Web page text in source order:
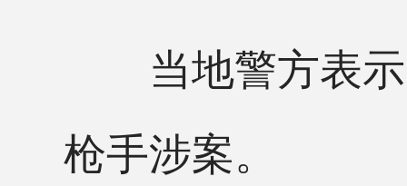
当地警方表示
枪手涉案。